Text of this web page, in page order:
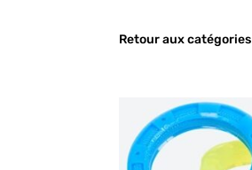
Retour aux catégories